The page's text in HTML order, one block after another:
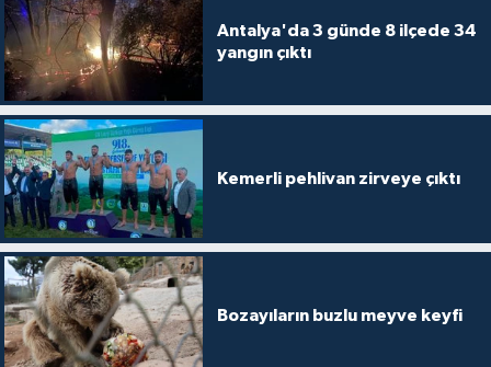
Antalya'da 3 günde 8 ilçede 34
yangın çıktı
Kemerli pehlivan zirveye çıktı
Bozayıların buzlu meyve keyfi